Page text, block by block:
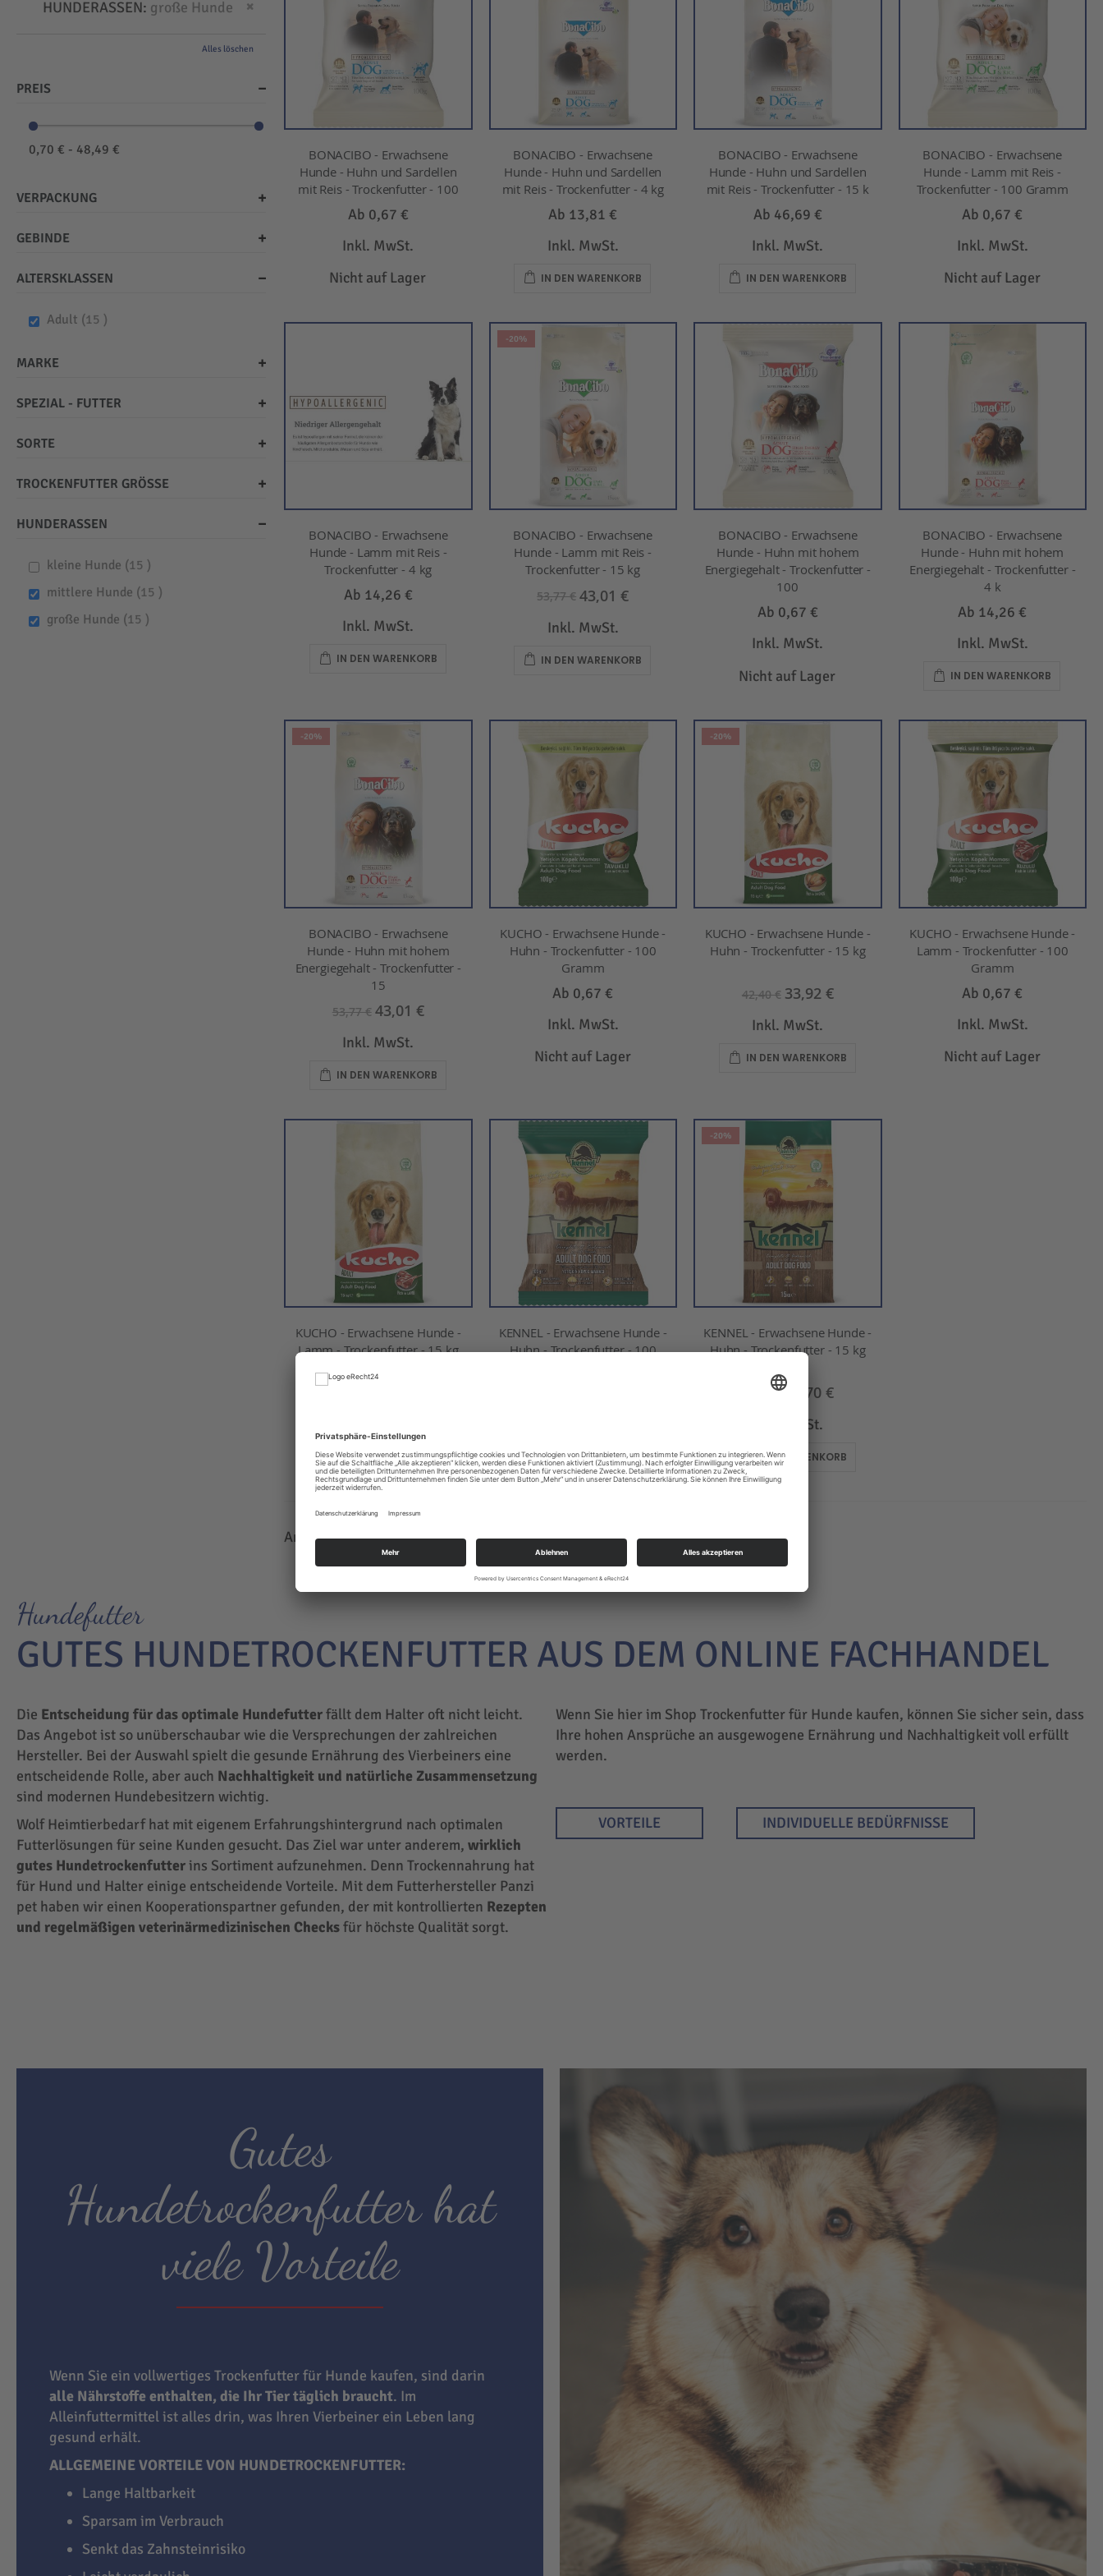
BONACIBO - Erwachsene
Hunde - Huhn und Sardellen
mit Reis - Trockenfutter - 100
Ab 0,67 €
Inkl. MwSt.
Nicht auf Lager
BONACIBO - Erwachsene
Hunde - Huhn und Sardellen
mit Reis - Trockenfutter - 4 kg
Ab 13,81 €
Inkl. MwSt.
IN DEN WARENKORB
BONACIBO - Erwachsene
Hunde - Huhn und Sardellen
mit Reis - Trockenfutter - 15 k
Ab 46,69 €
Inkl. MwSt.
IN DEN WARENKORB
BONACIBO - Erwachsene
Hunde - Lamm mit Reis -
Trockenfutter - 100 Gramm
Ab 0,67 €
Inkl. MwSt.
Nicht auf Lager
BONACIBO - Erwachsene
Hunde - Lamm mit Reis -
Trockenfutter - 4 kg
Ab 14,26 €
Inkl. MwSt.
IN DEN WARENKORB
-20%
BONACIBO - Erwachsene
Hunde - Lamm mit Reis -
Trockenfutter - 15 kg
53,77 € 43,01 €
Inkl. MwSt.
IN DEN WARENKORB
BONACIBO - Erwachsene
Hunde - Huhn mit hohem
Energiegehalt - Trockenfutter -
100
Ab 0,67 €
Inkl. MwSt.
Nicht auf Lager
BONACIBO - Erwachsene
Hunde - Huhn mit hohem
Energiegehalt - Trockenfutter -
4 k
Ab 14,26 €
Inkl. MwSt.
IN DEN WARENKORB
-20%
BONACIBO - Erwachsene
Hunde - Huhn mit hohem
Energiegehalt - Trockenfutter -
15
53,77 € 43,01 €
Inkl. MwSt.
IN DEN WARENKORB
KUCHO - Erwachsene Hunde -
Huhn - Trockenfutter - 100
Gramm
Ab 0,67 €
Inkl. MwSt.
Nicht auf Lager
-20%
KUCHO - Erwachsene Hunde -
Huhn - Trockenfutter - 15 kg
42,40 € 33,92 €
Inkl. MwSt.
IN DEN WARENKORB
KUCHO - Erwachsene Hunde -
Lamm - Trockenfutter - 100
Gramm
Ab 0,67 €
Inkl. MwSt.
Nicht auf Lager
KUCHO - Erwachsene Hunde -
Lamm - Trockenfutter - 15 kg
IN DEN WARENKORB
KENNEL - Erwachsene Hunde -
Huhn - Trockenfutter - 100
Nicht auf Lager
-20%
KENNEL - Erwachsene Hunde -
Huhn - Trockenfutter - 15 kg
39,63 € 31,70 €
Inkl. MwSt.
IN DEN WARENKORB
Anzeigen
HUNDERASSEN große Hunde
Alles löschen
PREIS
0,70 € - 48,49 €
VERPACKUNG
GEBINDE
ALTERSKLASSEN
Adult 15 items
MARKE
SPEZIAL - FUTTER
SORTE
TROCKENFUTTER GRÖSSE
HUNDERASSEN
kleine Hunde 15 items
mittlere Hunde 15 items
große Hunde 15 items
Hundefutter
GUTES HUNDETROCKENFUTTER AUS DEM ONLINE FACHHANDEL
Die Entscheidung für das optimale Hundefutterfällt dem Halter oft nicht leicht.
Das Angebot ist so unüberschaubar wie die Versprechungen der zahlreichen
Hersteller. Bei der Auswahl spielt die gesunde Ernährung des Vierbeiners eine
entscheidende Rolle, aber auch Nachhaltigkeit und natürliche Zusammensetzung
sind modernen Hundebesitzern wichtig.
Wolf Heimtierbedarf hat mit eigenem Erfahrungshintergrund nach optimalen
Futterlösungen für seine Kunden gesucht. Das Ziel war unter anderem, wirklich
gutes Hundetrockenfutter ins Sortiment aufzunehmen. Denn Trockennahrung hat
für Hund und Halter einige entscheidende Vorteile. Mit dem Futterhersteller Panzi
pet haben wir einen Kooperationspartner gefunden, der mit kontrollierten Rezepten
und regelmäßigen veterinärmedizinischen Checksfür höchste Qualität sorgt.
Wenn Sie hier im Shop Trockenfutter für Hunde kaufen, können Sie sicher sein, dass
Ihre hohen Ansprüche an ausgewogene Ernährung und Nachhaltigkeit voll erfüllt
werden.
VORTEILE INDIVIDUELLE BEDÜRFNISSE
Gutes
Hundetrockenfutter hat
viele Vorteile
Wenn Sie ein vollwertiges Trockenfutter für Hunde kaufen, sind darin
alle Nährstoffe enthalten, die Ihr Tier täglich braucht. Im
Alleinfuttermittel ist alles drin, was Ihren Vierbeiner ein Leben lang
gesund erhält.
ALLGEMEINE VORTEILE VON HUNDETROCKENFUTTER:
Lange Haltbarkeit
Sparsam im Verbrauch
Senkt das Zahnsteinrisiko